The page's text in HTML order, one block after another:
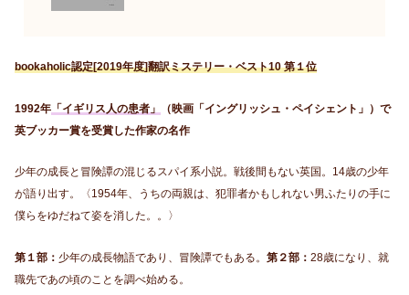
bookaholic認定[2019年度]翻訳ミステリー・ベスト10 第１位
1992年 「イギリス人の患者」
（映画「イングリッシュ・ペイシェント」）で
英ブッカー賞を受賞した作家の名作
少年の成長と冒険譚の混じるスパイ系小説。戦後間もない英国。14歳の少年
が語り出す。〈1954年、うちの両親は、犯罪者かもしれない男ふたりの手に
僕らをゆだねて姿を消した。。〉
第１部： 少年の成長物語であり、冒険譚でもある。 第２部： 28歳になり、就
職先であの頃のことを調べ始める。